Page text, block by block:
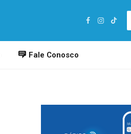
Facebook
Instagram
TikTok
Fale Conosco